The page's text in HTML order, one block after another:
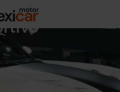
sobre el